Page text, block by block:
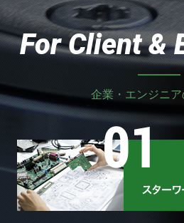
For Client &
企業・エンジニ